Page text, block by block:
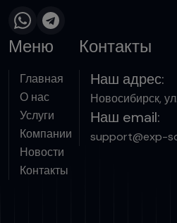
Меню
Главная
О нас
Услуги
Компании
Новости
Контакты
Контакты
Наш адрес:
Новосибирск,
Наш email:
support@exp-